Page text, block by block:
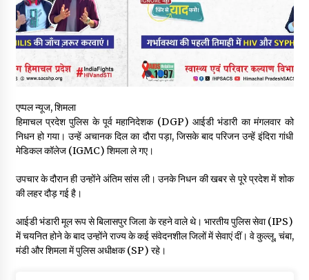
पिंजौर-बद्दी फोरलेन परियोजना को मिली बड़ी गति, 378.48 करोड़ की लागत
से बैलेंस कार्य का अवार्ड जारी : हर्ष महाजन
05/08/2026
वन विभाग एवं रेड क्रॉस सोसायटी के संयुक्त तत्वावधान में शूराला में वृक्षारोपण
अभियान आयोजित
हिमाचल में प्रतिशोध की राजनीति के खिलाफ भाजपा ने शिमला CM आवास
ओकओवर घेराव में किया शक्ति प्रदर्शन
05/08/2026
एप्पल न्यूज, शिमला
हिमाचल प्रदेश पुलिस के पूर्व महानिदेशक (DGP) आईडी भंडारी का मंगलवार को
निधन हो गया। उन्हें अचानक दिल का दौरा पड़ा, जिसके बाद परिजन उन्हें इंदिरा गांधी
मेडिकल कॉलेज (IGMC) शिमला ले गए।
उपचार के दौरान ही उन्होंने अंतिम सांस ली। उनके निधन की खबर से पूरे प्रदेश में शोक
की लहर दौड़ गई है।
आईडी भंडारी मूल रूप से बिलासपुर जिला के रहने वाले थे। भारतीय पुलिस सेवा (IPS)
में चयनित होने के बाद उन्होंने राज्य के कई संवेदनशील जिलों में सेवाएं दीं। वे कुल्लू, चंबा,
मंडी और शिमला में पुलिस अधीक्षक (SP) रहे।